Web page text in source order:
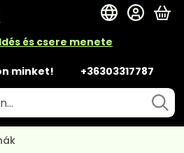
és csere menete
minket! +36303317787
A